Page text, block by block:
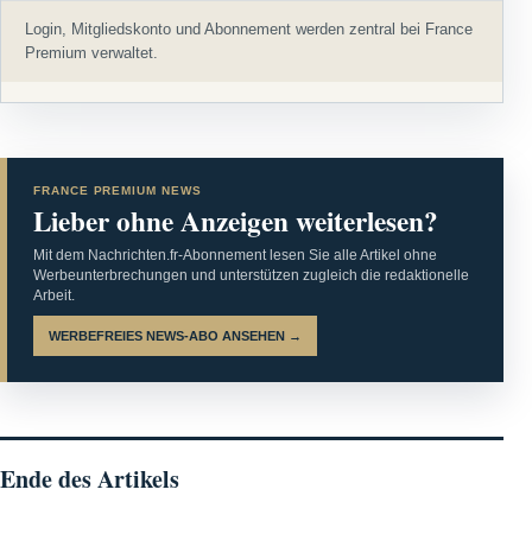
Login, Mitgliedskonto und Abonnement werden zentral bei France
Premium verwaltet.
FRANCE PREMIUM NEWS
Lieber ohne Anzeigen weiterlesen?
Mit dem Nachrichten.fr-Abonnement lesen Sie alle Artikel ohne
Werbeunterbrechungen und unterstützen zugleich die redaktionelle
Arbeit.
WERBEFREIES NEWS-ABO ANSEHEN →
Ende des Artikels